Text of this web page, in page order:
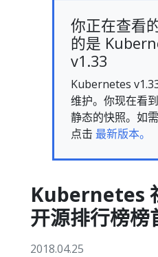
你正在查看
的是
v1.33
Kubernetes
维护。你现在看
静态的快照。如
点击 最新版本。
Kubernetes
开源排行榜榜
2018.04.25